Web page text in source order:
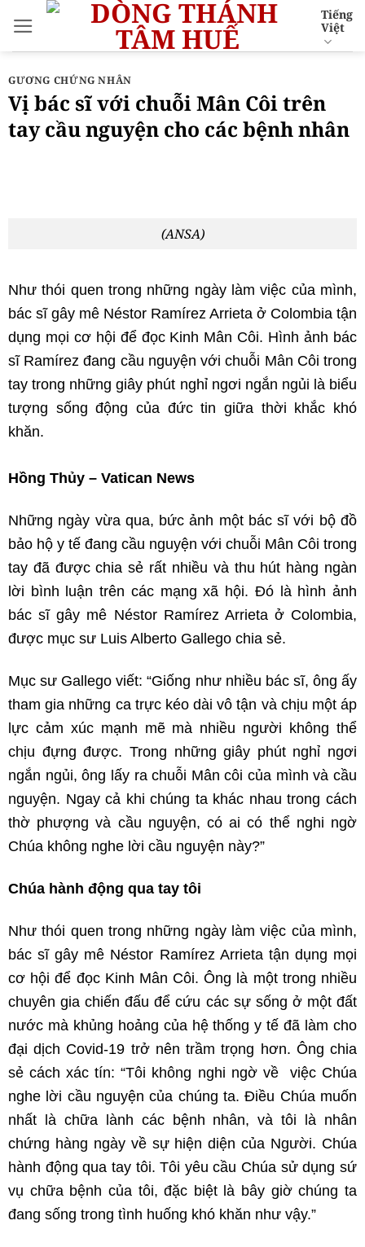
qua
nội
dung
Tiếng
Việt
GƯƠNG CHỨNG NHÂN
Vị bác sĩ với chuỗi Mân Côi trên
tay cầu nguyện cho các bệnh nhân
(ANSA)
Như thói quen trong những ngày làm việc của mình,
bác sĩ gây mê Néstor Ramírez Arrieta ở Colombia tận
dụng mọi cơ hội để đọc Kinh Mân Côi. Hình ảnh bác
sĩ Ramírez đang cầu nguyện với chuỗi Mân Côi trong
tay trong những giây phút nghỉ ngơi ngắn ngủi là biểu
tượng sống động của đức tin giữa thời khắc khó
khăn.
Hồng Thủy – Vatican News
Những ngày vừa qua, bức ảnh một bác sĩ với bộ đồ
bảo hộ y tế đang cầu nguyện với chuỗi Mân Côi trong
tay đã được chia sẻ rất nhiều và thu hút hàng ngàn
lời bình luận trên các mạng xã hội. Đó là hình ảnh
bác sĩ gây mê Néstor Ramírez Arrieta ở Colombia,
được mục sư Luis Alberto Gallego chia sẻ.
Mục sư Gallego viết: “Giống như nhiều bác sĩ, ông ấy
tham gia những ca trực kéo dài vô tận và chịu một áp
lực cảm xúc mạnh mẽ mà nhiều người không thể
chịu đựng được. Trong những giây phút nghỉ ngơi
ngắn ngủi, ông lấy ra chuỗi Mân côi của mình và cầu
nguyện. Ngay cả khi chúng ta khác nhau trong cách
thờ phượng và cầu nguyện, có ai có thể nghi ngờ
Chúa không nghe lời cầu nguyện này?”
Chúa hành động qua tay tôi
Như thói quen trong những ngày làm việc của mình,
bác sĩ gây mê Néstor Ramírez Arrieta tận dụng mọi
cơ hội để đọc Kinh Mân Côi. Ông là một trong nhiều
chuyên gia chiến đấu để cứu các sự sống ở một đất
nước mà khủng hoảng của hệ thống y tế đã làm cho
đại dịch Covid-19 trở nên trầm trọng hơn. Ông chia
sẻ cách xác tín: “Tôi không nghi ngờ về việc Chúa
nghe lời cầu nguyện của chúng ta. Điều Chúa muốn
nhất là chữa lành các bệnh nhân, và tôi là nhân
chứng hàng ngày về sự hiện diện của Người. Chúa
hành động qua tay tôi. Tôi yêu cầu Chúa sử dụng sứ
vụ chữa bệnh của tôi, đặc biệt là bây giờ chúng ta
đang sống trong tình huống khó khăn như vậy.”